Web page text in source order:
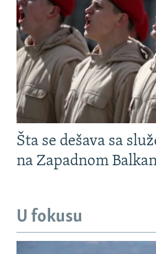
Šta se dešava sa
na Zapadnom
U fokusu